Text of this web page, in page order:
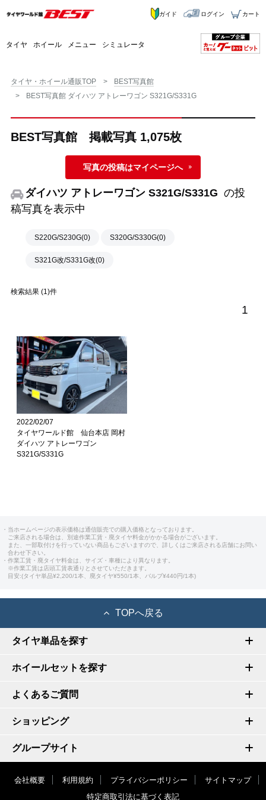
タイヤ ホイール メニュー シミュレータ
ガイド ログイン カート
タイヤ・ホイール通販TOP
BEST写真館
BEST写真館 ダイハツ アトレーワゴン S321G/S331G
BEST写真館 掲載写真 1,075枚
写真の投稿はマイページへ
ダイハツ アトレーワゴン S321G/S331G の投
稿写真を表示中
S220G/S230G(0) S320G/S330G(0)
S321G改/S331G改(0)
検索結果 (1)件
1
2022/02/07
タイヤワールド館 仙台本店 岡村
ダイハツ アトレーワゴン
S321G/S331G
・当ホームページの表示価格は通信販売での購入価格となっております。
ご来店される場合は、別途作業工賃・廃タイヤ料金がかかる場合がございます。
また、一部取付けを行っていない商品もございますので、詳しくはご来店される店舗にお問い
合わせ下さい。
・作業工賃・廃タイヤ料金は、サイズ・車種により異なります。
※作業工賃は店頭工賃表通りとさせていただきます。
目安:(タイヤ単品¥2,200/1本、廃タイヤ¥550/1本、バルブ¥440円/1本)
TOPへ戻る
タイヤ単品を探す
ホイールセットを探す
よくあるご質問
ショッピング
グループサイト
会社概要 利用規約 プライバシーポリシー
サイトマップ
特定商取引法に基づく表記